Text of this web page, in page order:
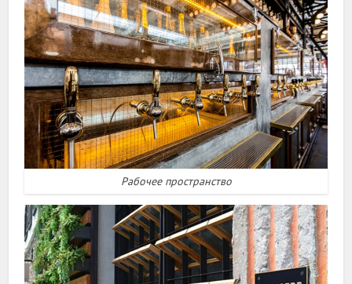
Рабочее пространство